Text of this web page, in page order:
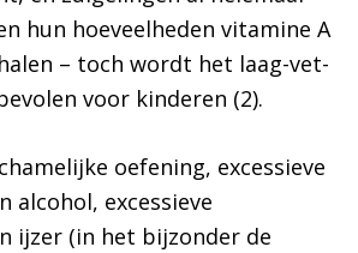
hun hoeveelheden vitamine A
– toch wordt het laag-vet-
voor kinderen (2).
oefening, excessieve
alcohol, excessieve
ijzer (in het bijzonder de